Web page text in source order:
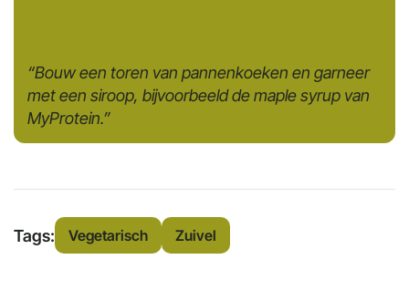
“Bouw een toren van pannenkoeken en garneer
met een siroop, bijvoorbeeld de maple syrup van
MyProtein.”
Tags: Vegetarisch Zuivel